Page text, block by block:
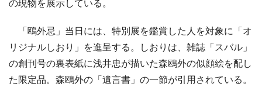
の現物を展示している。
「鴎外忌」当日には、特別展を鑑賞した人を対象に「オ
リジナルしおり」を進呈する。しおりは、雑誌「スバル」
の創刊号の裏表紙に浅井忠が描いた森鴎外の似顔絵を配し
た限定品。森鴎外の「遺言書」の一節が引用されている。